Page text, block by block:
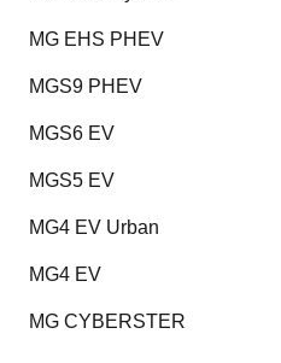
MG EHS PHEV
MGS9 PHEV
MGS6 EV
MGS5 EV
MG4 EV Urban
MG4 EV
MG CYBERSTER